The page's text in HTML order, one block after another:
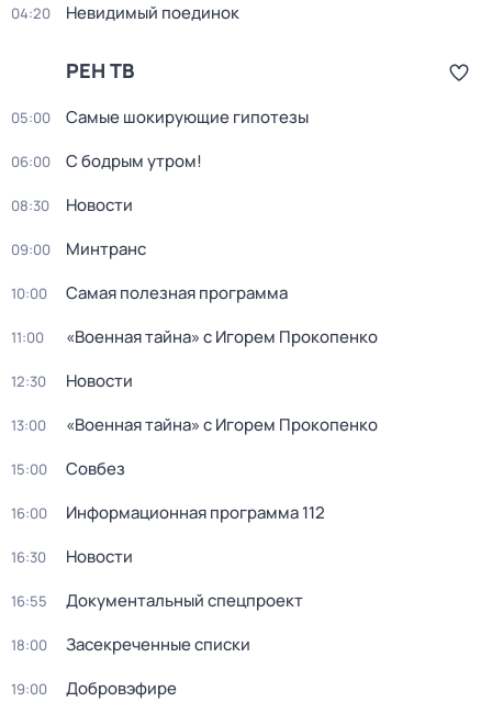
04:20 Невидимый поединок
РЕН ТВ
05:00 Самые шoкиpующие гипотезы
06:00 С бодрым утром!
08:30 Новости
09:00 Минтранс
10:00 Самая полезная программа
11:00 «Военная тайна» с Игорем Прокопенко
12:30 Новости
13:00 «Военная тайна» с Игорем Прокопенко
15:00 Совбез
16:00 Информационная программа 112
16:30 Новости
16:55 Документальный спецпроект
18:00 Заcекрeченные списки
19:00 Добровэфире